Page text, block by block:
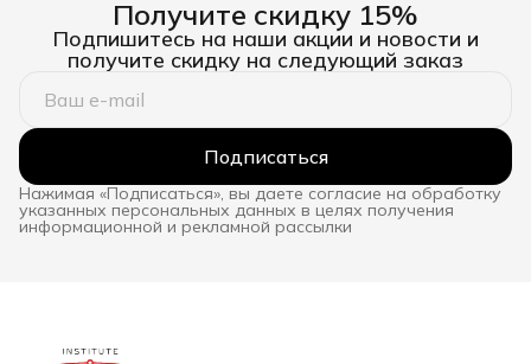
Получите скидку 15%
Подпишитесь на наши акции и новости и
получите скидку на следующий заказ
Подписаться
Нажимая «Подписаться», вы даете согласие на обработку
указанных персональных данных в целях получения
информационной и рекламной рассылки